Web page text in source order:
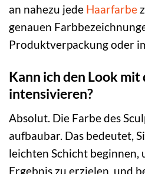
an nahezu jede Haarfarbe
genauen
Produktverpackung oder
Kann ich den Look mit
intensivieren?
Absolut. Die Farbe des
aufbaubar. Das bedeutet,
leichten Schicht beginnen,
Ergebnis zu erzielen, und